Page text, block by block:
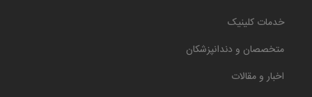
خدمات کلینیک
متخصصان و دندانپزشکان
اخبار و مقالات